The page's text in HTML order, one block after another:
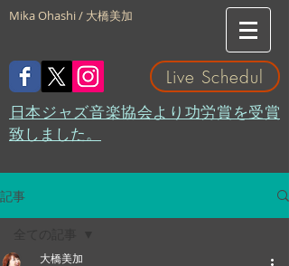
Mika Ohashi / 大橋美加
Live Schedul
​日本ジャズ音楽協会より功労賞を受賞
致しました。
記事
大橋美加